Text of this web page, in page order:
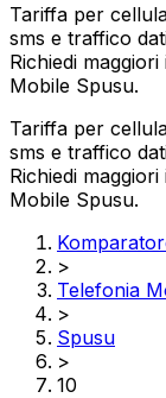
Tariffa per
sms e traffico
Richiedi
Mobile Spusu.
Tariffa per
sms e traffico
Richiedi
Mobile Spusu.
>
Telefonia
>
Spusu
>
10